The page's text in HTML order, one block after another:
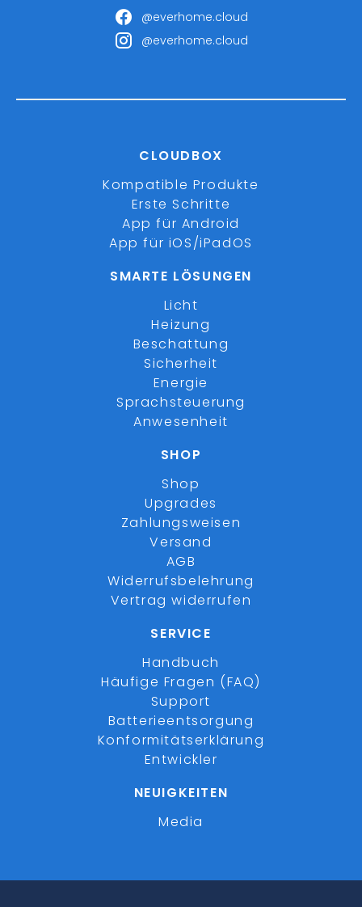
@everhome.cloud
@everhome.cloud
CLOUDBOX
Kompatible Produkte
Erste Schritte
App für Android
App für iOS/iPadOS
SMARTE LÖSUNGEN
Licht
Heizung
Beschattung
Sicherheit
Energie
Sprachsteuerung
Anwesenheit
SHOP
Shop
Upgrades
Zahlungsweisen
Versand
AGB
Widerrufsbelehrung
Vertrag widerrufen
SERVICE
Handbuch
Häufige Fragen (FAQ)
Support
Batterieentsorgung
Konformitätserklärung
Entwickler
NEUIGKEITEN
Media